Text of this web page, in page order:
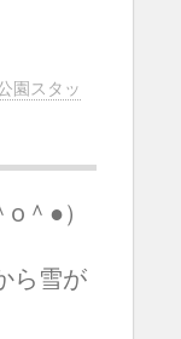
園スタッ
＾●）
ら雪が